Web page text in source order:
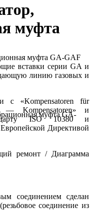
муфта
муфта GA-
вставки серии GA и
линию газовых и
с «Kompensatoren für
— Kompensatoren» и
ISO 10380 и
Директивой
ремонт / Диаграмма
соединением сделан
соединение из